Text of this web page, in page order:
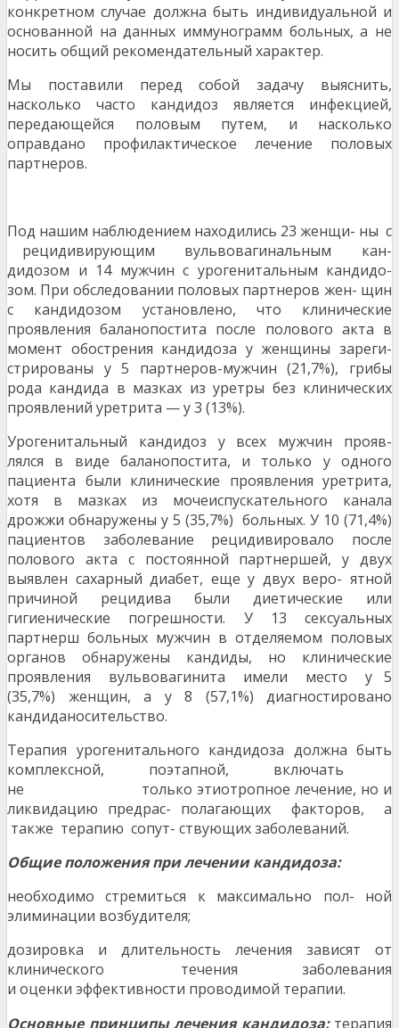
конкретном случае должна быть индивидуальной и
основанной на данных иммунограмм больных, а не
носить общий рекомендательный характер.
Мы поставили перед собой задачу выяснить,
насколько часто кандидоз является инфекцией,
передающейся половым путем, и насколько
оправдано профилактическое лечение половых
партнеров.
Под нашим наблюдением находились 23 женщи- ны с
рецидивирующим вульвовагинальным кан-
дидозом и 14 мужчин с урогенитальным кандидо-
зом. При обследовании половых партнеров жен- щин
с кандидозом установлено, что клинические
проявления баланопостита после полового акта в
момент обострения кандидоза у женщины зареги-
стрированы у 5 партнеров-мужчин (21,7%), грибы
рода кандида в мазках из уретры без клинических
проявлений уретрита — у 3 (13%).
Урогенитальный кандидоз у всех мужчин прояв-
лялся в виде баланопостита, и только у одного
пациента были клинические проявления уретрита,
хотя в мазках из мочеиспускательного канала
дрожжи обнаружены у 5 (35,7%) больных. У 10 (71,4%)
пациентов заболевание рецидивировало после
полового акта с постоянной партнершей, у двух
выявлен сахарный диабет, еще у двух веро- ятной
причиной рецидива были диетические или
гигиенические погрешности. У 13 сексуальных
партнерш больных мужчин в отделяемом половых
органов обнаружены кандиды, но клинические
проявления вульвовагинита имели место у 5
(35,7%) женщин, а у 8 (57,1%) диагностировано
кандиданосительство.
Терапия урогенитального кандидоза должна быть
комплексной, поэтапной, включать
не только этиотропное лечение, но и
ликвидацию предрас- полагающих факторов, а
также терапию сопут- ствующих заболеваний.
Общие положения при лечении кандидоза:
необходимо стремиться к максимально пол- ной
элиминации возбудителя;
дозировка и длительность лечения зависят от
клинического течения заболевания
и оценки эффективности проводимой терапии.
Основные принципы лечения кандидоза: терапия